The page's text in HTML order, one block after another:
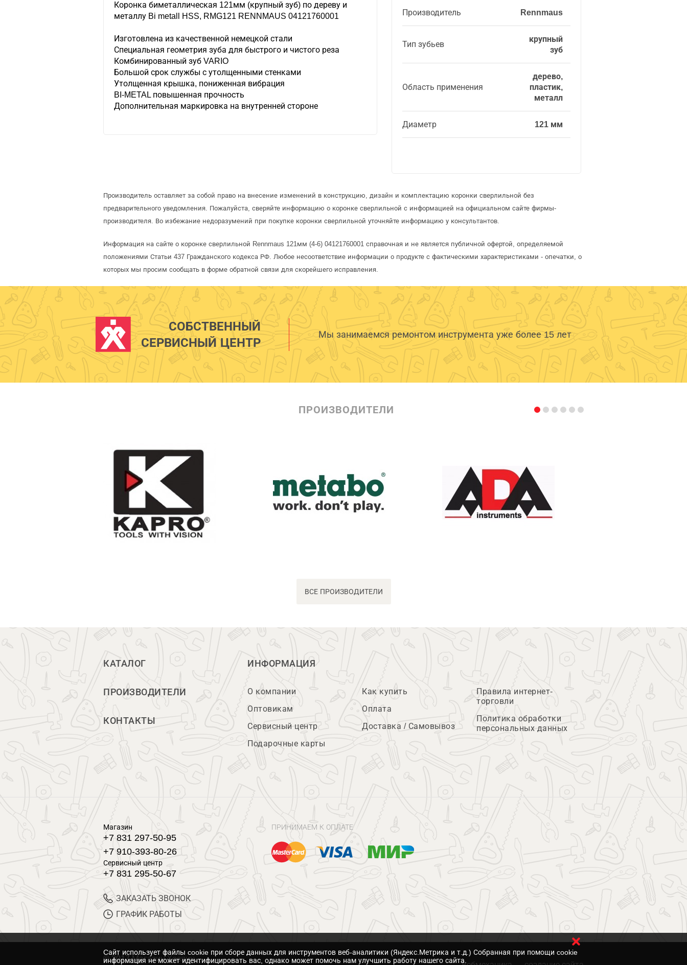
Производитель Rennmaus
Тип зубьев
крупный
зуб
Область применения
дерево,
пластик,
металл
Диаметр 121 мм
Коронка биметаллическая 121мм (крупный зуб) по дереву и
металлу Bi metall HSS, RMG121 RENNMAUS 04121760001
Изготовлена из качественной немецкой стали
Специальная геометрия зуба для быстрого и чистого реза
Комбинированный зуб VARIO
Большой срок службы с утолщенными стенками
Утолщенная крышка, пониженная вибрация
BI-METAL повышенная прочность
Дополнительная маркировка на внутренней стороне
Производитель оставляет за собой право на внесение изменений в конструкцию, дизайн и комплектацию коронки сверлильной без
предварительного уведомления. Пожалуйста, сверяйте информацию о коронке сверлильной с информацией на официальном сайте фирмы-
производителя. Во избежание недоразумений при покупке коронки сверлильной уточняйте информацию у консультантов.
Информация на сайте о коронке сверлильной Rennmaus 121мм (4-6) 04121760001 справочная и не является публичной офертой, определяемой
положениями Статьи 437 Гражданского кодекса РФ. Любое несоответствие информации о продукте с фактическими характеристиками - опечатки, о
которых мы просим сообщать в форме обратной связи для скорейшего исправления.
СОБСТВЕННЫЙ
СЕРВИСНЫЙ ЦЕНТР
Мы занимаемся ремонтом инструмента уже более 15 лет
ПРОИЗВОДИТЕЛИ
ВСЕ ПРОИЗВОДИТЕЛИ
КАТАЛОГ
ПРОИЗВОДИТЕЛИ
КОНТАКТЫ
ИНФОРМАЦИЯ
О компании
Оптовикам
Сервисный центр
Подарочные карты
Как купить
Оплата
Доставка / Самовывоз
Правила интернет-
торговли
Политика обработки
персональных данных
Магазин
+7 831 297-50-95
+7 910-393-80-26
Сервисный центр
+7 831 295-50-67
ЗАКАЗАТЬ ЗВОНОК
ГРАФИК РАБОТЫ
ПРИНИМАЕМ К ОПЛАТЕ
© 2017 Магазин Хозяин
Cайт использует файлы cookie при сборе данных для инструментов веб-аналитики (Яндекс.Метрика и т.д.) Собранная при помощи cookie
информация не может идентифицировать вас, однако может помочь нам улучшить работу нашего сайта.